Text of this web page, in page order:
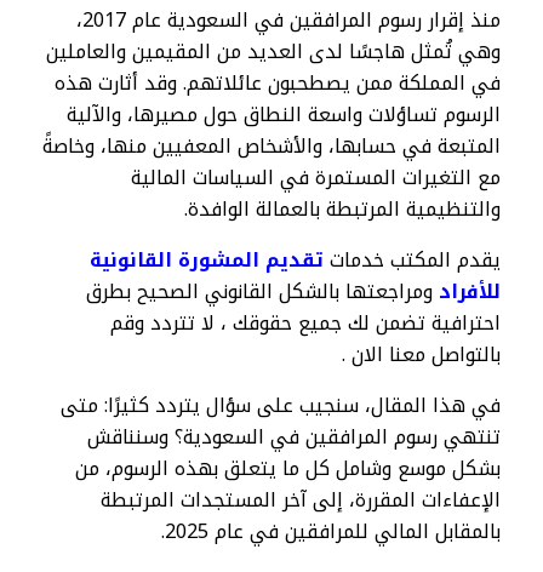
منذ إقرار رسوم المرافقين في السعودية عام 2017،
وهي تُمثل هاجسًا لدى العديد من المقيمين والعاملين
في المملكة ممن يصطحبون عائلاتهم. وقد أثارت هذه
الرسوم تساؤلات واسعة النطاق حول مصيرها، والآلية
المتبعة في حسابها، والأشخاص المعفيين منها، وخاصةً
مع التغيرات المستمرة في السياسات المالية
والتنظيمية المرتبطة بالعمالة الوافدة.
يقدم المكتب خدماتتقديم المشورة القانونية
للأفرادومراجعتها بالشكل القانوني الصحيح بطرق
احترافية تضمن لك جميع حقوقك ، لا تتردد وقم
بالتواصل معنا الان .
في هذا المقال، سنجيب على سؤال يتردد كثيرًا: متى
تنتهي رسوم المرافقين في السعودية؟ وسنناقش
بشكل موسع وشامل كل ما يتعلق بهذه الرسوم، من
الإعفاءات المقررة، إلى آخر المستجدات المرتبطة
بالمقابل المالي للمرافقين في عام 2025.